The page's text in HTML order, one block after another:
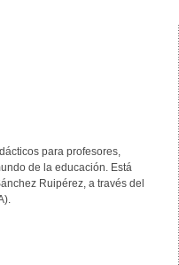
para profesores,
de la educación. Está
Ruipérez, a través del